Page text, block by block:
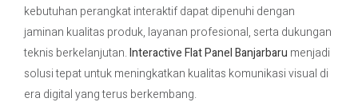
kebutuhan perangkat interaktif dapat dipenuhi dengan
jaminan kualitas produk, layanan profesional, serta dukungan
teknis berkelanjutan.Interactive Flat Panel Banjarbaru menjadi
solusi tepat untuk meningkatkan kualitas komunikasi visual di
era digital yang terus berkembang.